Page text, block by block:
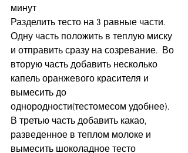
минут
Разделить тесто на 3 равные части.
Одну часть положить в теплую миску
и отправить сразу на созревание.  Во
вторую часть добавить несколько
капель оранжевого красителя и
вымесить до
однородности(тестомесом удобнее).
В третью часть добавить какао,
разведенное в теплом молоке и
вымесить шоколадное тесто